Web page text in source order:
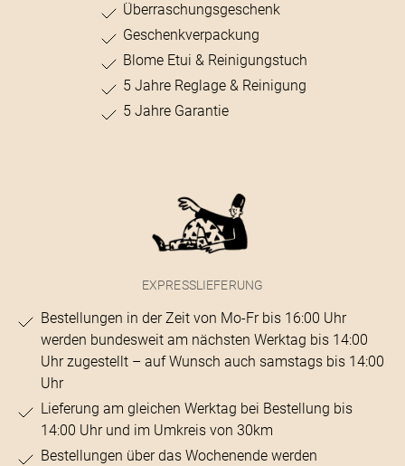
Überraschungsgeschenk
Geschenkverpackung
Blome Etui & Reinigungstuch
5 Jahre Reglage & Reinigung
5 Jahre Garantie
EXPRESSLIEFERUNG
Bestellungen in der Zeit von Mo-Fr bis 16:00 Uhr
werden bundesweit am nächsten Werktag bis 14:00
Uhr zugestellt – auf Wunsch auch samstags bis 14:00
Uhr
Lieferung am gleichen Werktag bei Bestellung bis
14:00 Uhr und im Umkreis von 30km
Bestellungen über das Wochenende werden